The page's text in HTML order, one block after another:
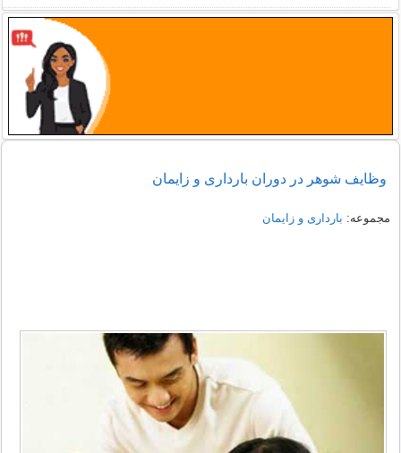
وظایف شوهر در دوران بارداری و زایمان
مجموعه: بارداری و زایمان